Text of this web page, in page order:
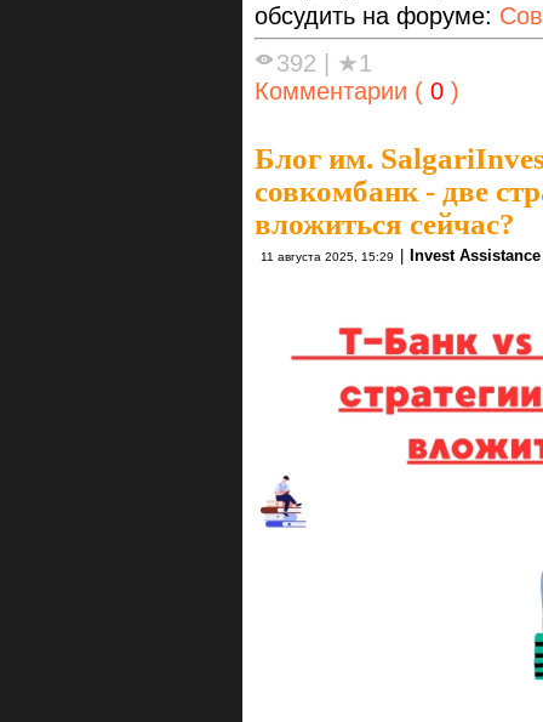
обсудить на форуме:
392
★1
Комментарии ( 0 )
Блог им.
совкомбанк - две
вложиться сейчас?
11 августа 2025, 15:29 Invest Assistance